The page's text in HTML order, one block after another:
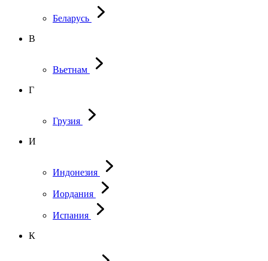
Беларусь
В
Вьетнам
Г
Грузия
И
Индонезия
Иордания
Испания
К